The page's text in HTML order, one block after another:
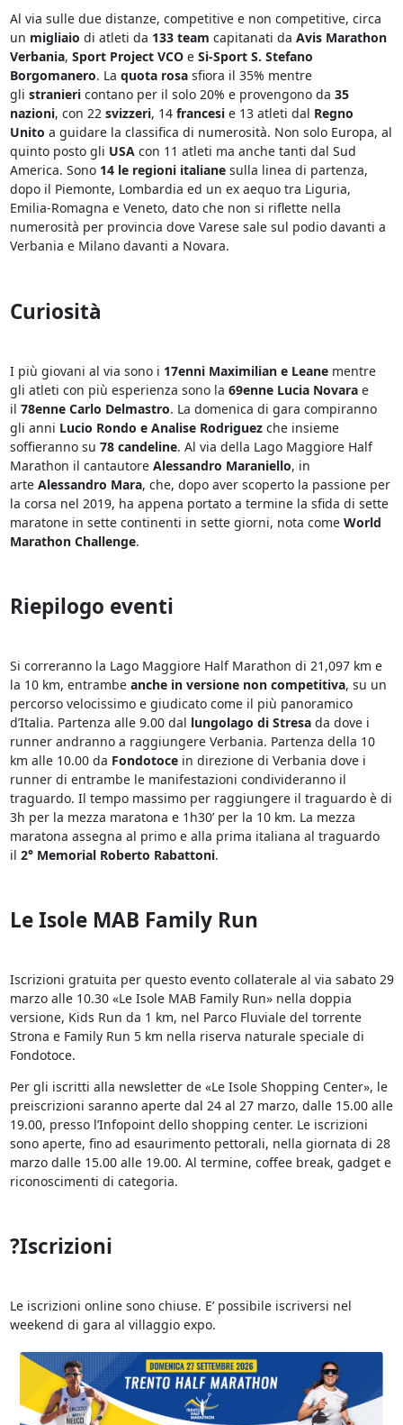
Al via sulle due distanze, competitive e non competitive, circa
un migliaio di atleti da 133 team capitanati da Avis Marathon
Verbania, Sport Project VCOe Si-Sport S. Stefano
Borgomanero. La quota rosasfiora il 35% mentre
gli straniericontano per il solo 20% e provengono da 35
nazioni, con 22 svizzeri, 14 francesie 13 atleti dal Regno
Unito a guidare la classifica di numerosità. Non solo Europa, al
quinto posto gli USAcon 11 atleti ma anche tanti dal Sud
America. Sono 14 le regioni italianesulla linea di partenza,
dopo il Piemonte, Lombardia ed un ex aequo tra Liguria,
Emilia-Romagna e Veneto, dato che non si riflette nella
numerosità per provincia dove Varese sale sul podio davanti a
Verbania e Milano davanti a Novara.
Curiosità
I più giovani al via sono i 17enni Maximilian e Leanementre
gli atleti con più esperienza sono la 69enne Lucia Novara e
il 78enne Carlo Delmastro. La domenica di gara compiranno
gli anni Lucio Rondo e Analise Rodriguezche insieme
soffieranno su 78 candeline. Al via della Lago Maggiore Half
Marathon il cantautore Alessandro Maraniello, in
arte Alessandro Mara, che, dopo aver scoperto la passione per
la corsa nel 2019, ha appena portato a termine la sfida di sette
maratone in sette continenti in sette giorni, nota come World
Marathon Challenge.
Riepilogo eventi
Si correranno la Lago Maggiore Half Marathon di 21,097 km e
la 10 km, entrambe anche in versione non competitiva, su un
percorso velocissimo e giudicato come il più panoramico
d’Italia. Partenza alle 9.00 dal lungolago di Stresada dove i
runner andranno a raggiungere Verbania. Partenza della 10
km alle 10.00 da Fondotocein direzione di Verbania dove i
runner di entrambe le manifestazioni condivideranno il
traguardo. Il tempo massimo per raggiungere il traguardo è di
3h per la mezza maratona e 1h30’ per la 10 km. La mezza
maratona assegna al primo e alla prima italiana al traguardo
il 2° Memorial Roberto Rabattoni.
Le Isole MAB Family Run
Iscrizioni gratuita per questo evento collaterale al via sabato 29
marzo alle 10.30 «Le Isole MAB Family Run» nella doppia
versione, Kids Run da 1 km, nel Parco Fluviale del torrente
Strona e Family Run 5 km nella riserva naturale speciale di
Fondotoce.
Per gli iscritti alla newsletter de «Le Isole Shopping Center», le
preiscrizioni saranno aperte dal 24 al 27 marzo, dalle 15.00 alle
19.00, presso l’Infopoint dello shopping center. Le iscrizioni
sono aperte, fino ad esaurimento pettorali, nella giornata di 28
marzo dalle 15.00 alle 19.00. Al termine, coffee break, gadget e
riconoscimenti di categoria.
?Iscrizioni
Le iscrizioni online sono chiuse. E’ possibile iscriversi nel
weekend di gara al villaggio expo.